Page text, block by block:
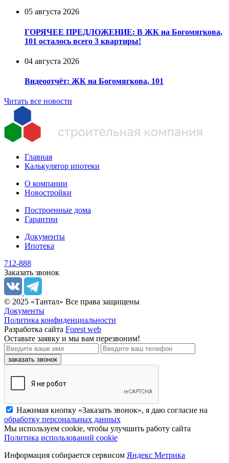
05 августа 2026
ГОРЯЧЕЕ ПРЕДЛОЖЕНИЕ: В ЖК на Богомягкова,
101 осталось всего 3 квартиры!
04 августа 2026
Видеоотчёт: ЖК на Богомягкова, 101
Читать все новости
Главная
Калькулятор ипотеки
О компании
Новостройки
Построенные дома
Гарантии
Документы
Ипотека
712-888
Заказать звонок
© 2025 «Тантал» Все права защищены
Документы
Политика конфиденциальности
Разработка сайта Forest web
Оставьте заявку и мы вам перезвоним!
заказать звонок
Нажимая кнопку «Заказать звонок», я даю согласие на
обработку персональных данных
Мы используем cookie, чтобы улучшить работу сайта
Политика использований cookie
Информация собирается сервисом Яндекс Метрика